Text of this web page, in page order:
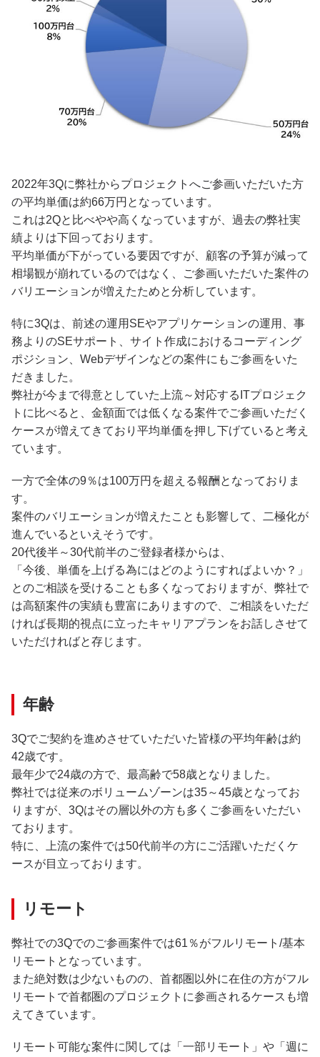
2022年3Qに弊社からプロジェクトへご参画いただいた方
の平均単価は約66万円となっています。
これは2Qと比べやや高くなっていますが、過去の弊社実
績よりは下回っております。
平均単価が下がっている要因ですが、顧客の予算が減って
相場観が崩れているのではなく、ご参画いただいた案件の
バリエーションが増えたためと分析しています。
特に3Qは、前述の運用SEやアプリケーションの運用、事
務よりのSEサポート、サイト作成におけるコーディング
ポジション、Webデザインなどの案件にもご参画をいた
だきました。
弊社が今まで得意としていた上流～対応するITプロジェク
トに比べると、金額面では低くなる案件でご参画いただく
ケースが増えてきており平均単価を押し下げていると考え
ています。
一方で全体の9％は100万円を超える報酬となっておりま
す。
案件のバリエーションが増えたことも影響して、二極化が
進んでいるといえそうです。
20代後半～30代前半のご登録者様からは、
「今後、単価を上げる為にはどのようにすればよいか？」
とのご相談を受けることも多くなっておりますが、弊社で
は高額案件の実績も豊富にありますので、ご相談をいただ
ければ長期的視点に立ったキャリアプランをお話しさせて
いただければと存じます。
年齢
3Qでご契約を進めさせていただいた皆様の平均年齢は約
42歳です。
最年少で24歳の方で、最高齢で58歳となりました。
弊社では従来のボリュームゾーンは35～45歳となってお
りますが、3Qはその層以外の方も多くご参画をいただい
ております。
特に、上流の案件では50代前半の方にご活躍いただくケ
ースが目立っております。
リモート
弊社での3Qでのご参画案件では61％がフルリモート/基本
リモートとなっています。
また絶対数は少ないものの、首都圏以外に在住の方がフル
リモートで首都圏のプロジェクトに参画されるケースも増
えてきています。
リモート可能な案件に関しては「一部リモート」や「週に